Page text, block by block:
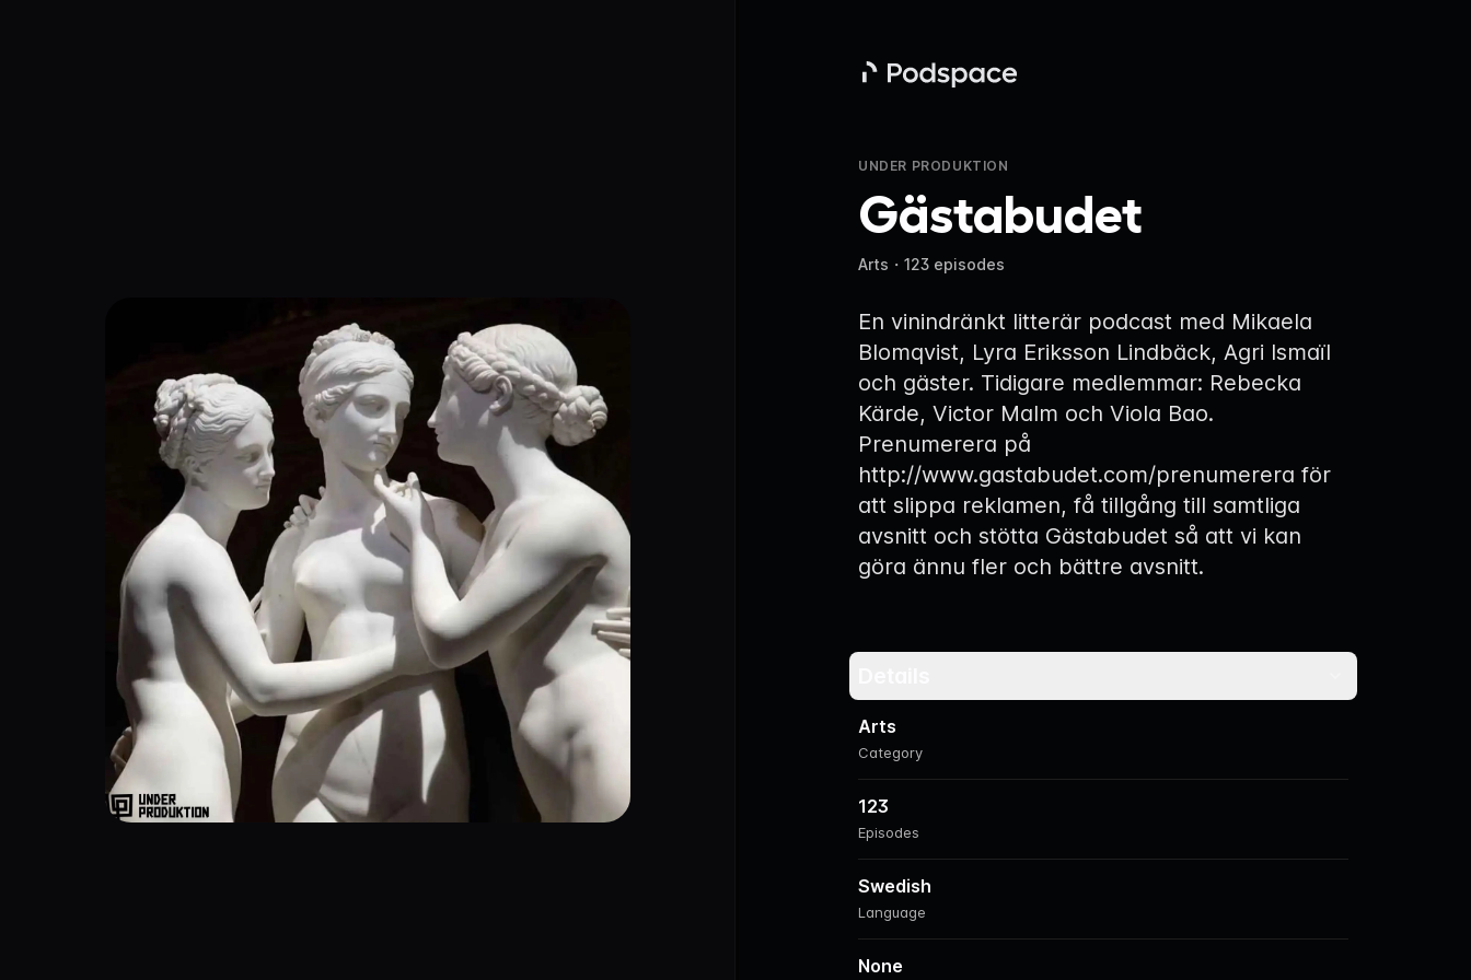
Podspace
UNDER PRODUKTION
Gästabudet
Arts ・ 123 episodes
En vinindränkt litterär podcast med Mikaela
Blomqvist, Lyra Eriksson Lindbäck, Agri Ismaïl
och gäster. Tidigare medlemmar: Rebecka
Kärde, Victor Malm och Viola Bao.
Prenumerera på
http://www.gastabudet.com/prenumerera för
att slippa reklamen, få tillgång till samtliga
avsnitt och stötta Gästabudet så att vi kan
göra ännu fler och bättre avsnitt.
Category
Arts
Episodes
123
Language
Swedish
None